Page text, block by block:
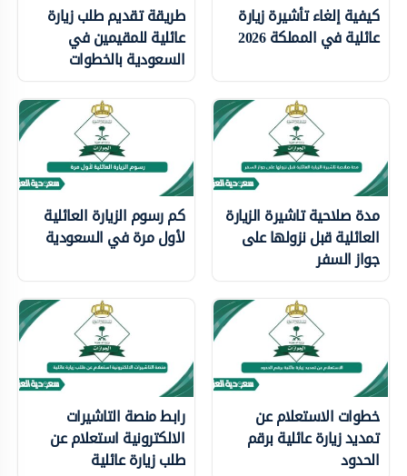
كيفية إلغاء تأشيرة زيارة
عائلية في المملكة 2026
طريقة تقديم طلب زيارة
عائلية للمقيمين في
السعودية بالخطوات
مدة صلاحية تاشيرة الزيارة
العائلية قبل نزولها على
جواز السفر
كم رسوم الزيارة العائلية
لأول مرة في السعودية
خطوات الاستعلام عن
تمديد زيارة عائلية برقم
الحدود
رابط منصة التاشيرات
الالكترونية استعلام عن
طلب زيارة عائلية